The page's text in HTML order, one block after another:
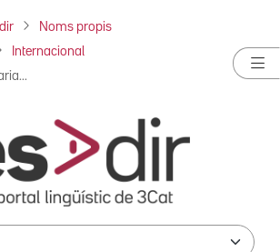
Noms propis
Internacional